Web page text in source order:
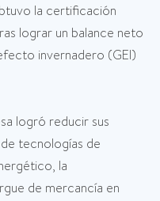
la certificación
lograr un balance neto
invernadero (GEI)
logró reducir sus
tecnologías de
la
de mercancía en